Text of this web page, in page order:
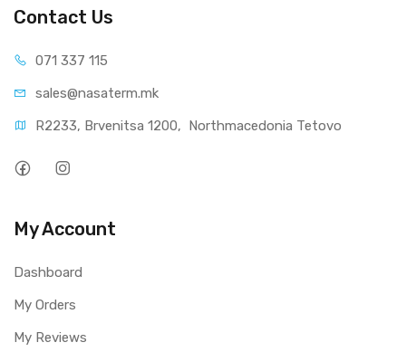
Contact Us
071 337 115
sales@nasaterm.mk
R2233, Brvenitsa 1200,  Northmacedonia Tetovo
My Account
Dashboard
My Orders
My Reviews